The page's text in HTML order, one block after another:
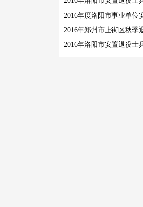
2016年洛阳市安置退役士